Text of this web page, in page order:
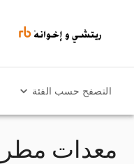
التصفح حسب الفئة
معدات